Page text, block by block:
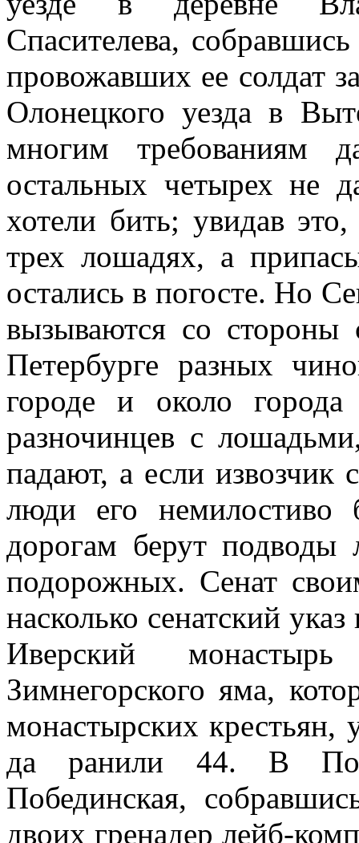
Спасителева,
провожавших ее солдат
Олонецкого уезда в
многим требованиям
остальных четырех не
хотели бить; увидав
трех лошадях, а
остались в погосте. Но
вызываются со
Петербурге разных
городе и около
разночинцев с
падают, а если извозчик
люди его немилостиво
дорогам берут подводы
подорожных. Сенат
насколько сенатский
Иверский
Зимнегорского яма,
монастырских крестьян,
да ранили 44. В
Побединская,
двоих гренадер лейб-